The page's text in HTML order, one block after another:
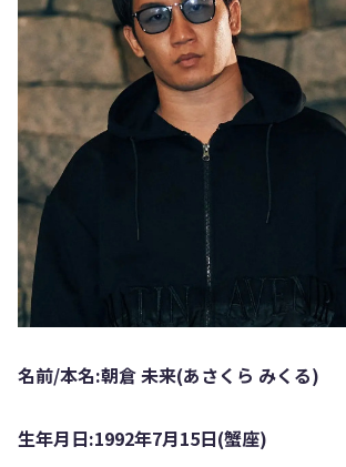
名前/本名:朝倉 未来(あさくら みくる)
生年月日:1992年7月15日(蟹座)